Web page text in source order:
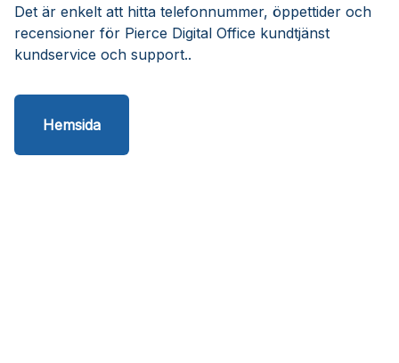
Det är enkelt att hitta telefonnummer, öppettider och
recensioner för Pierce Digital Office kundtjänst
kundservice och support..
Hemsida